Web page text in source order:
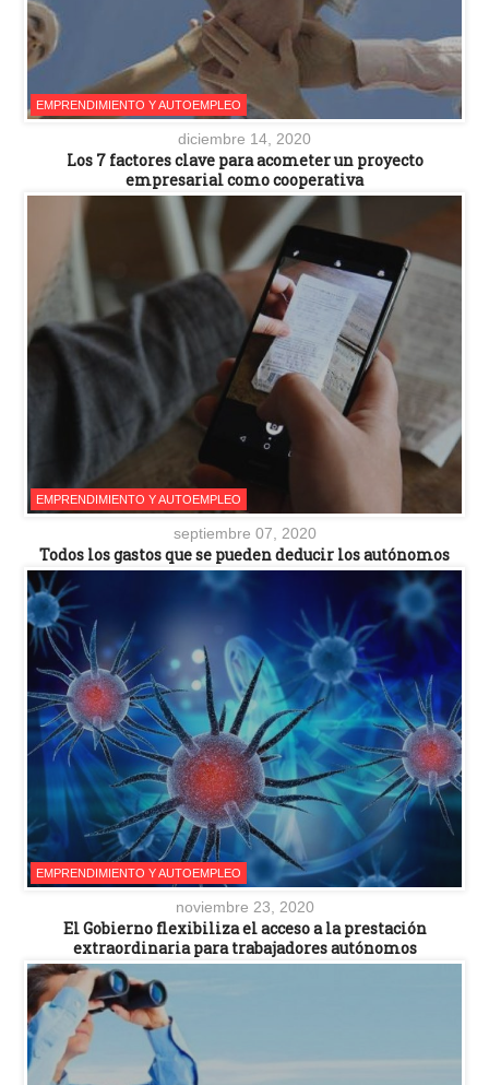
EMPRENDIMIENTO Y AUTOEMPLEO
diciembre 14, 2020
Los 7 factores clave para acometer un proyecto
empresarial como cooperativa
EMPRENDIMIENTO Y AUTOEMPLEO
septiembre 07, 2020
Todos los gastos que se pueden deducir los autónomos
EMPRENDIMIENTO Y AUTOEMPLEO
noviembre 23, 2020
El Gobierno flexibiliza el acceso a la prestación
extraordinaria para trabajadores autónomos